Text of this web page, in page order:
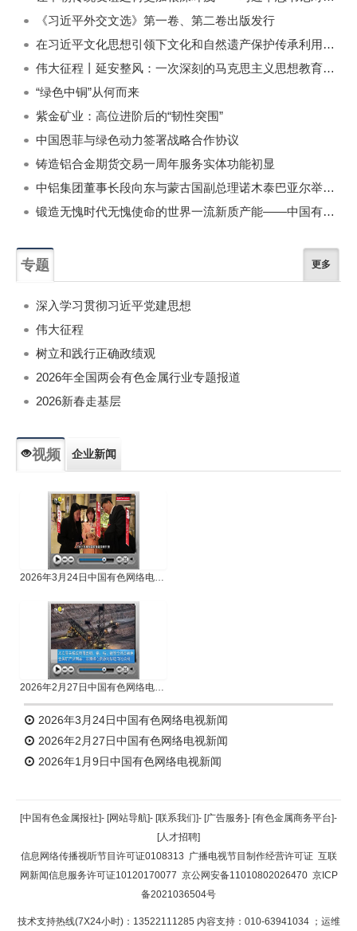
《习近平外交文选》第一卷、第二卷出版发行
在习近平文化思想引领下文化和自然遗产保护传承利用工作开创新局面
伟大征程丨延安整风：一次深刻的马克思主义思想教育运动
“绿色中铜”从何而来
紫金矿业：高位进阶后的“韧性突围”
中国恩菲与绿色动力签署战略合作协议
铸造铝合金期货交易一周年服务实体功能初显
中铝集团董事长段向东与蒙古国副总理诺木泰巴亚尔举行会谈
锻造无愧时代无愧使命的世界一流新质产能——中国有色金属工业的战略应对与破局之道（二）
专题 更多
深入学习贯彻习近平党建思想
伟大征程
树立和践行正确政绩观
2026年全国两会有色金属行业专题报道
2026新春走基层
视频 企业新闻
2026年3月24日中国有色网络电视新闻
2026年2月27日中国有色网络电视新闻
2026年3月24日中国有色网络电视新闻
2026年2月27日中国有色网络电视新闻
2026年1月9日中国有色网络电视新闻
[中国有色金属报社]- [网站导航]- [联系我们]- [广告服务]- [有色金属商务平台]-
[人才招聘]
信息网络传播视听节目许可证0108313 广播电视节目制作经营许可证 互联
网新闻信息服务许可证10120170077 京公网安备11010802026470 京ICP
备2021036504号
技术支持热线(7X24小时)：13522111285 内容支持：010-63941034 ；运维